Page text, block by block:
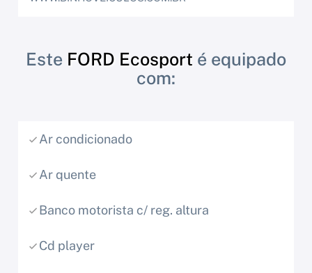
Este FORD Ecosport é equipado
com:
Ar condicionado
Ar quente
Banco motorista c/ reg. altura
Cd player